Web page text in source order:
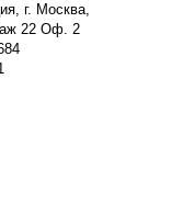
г. Москва,
22 Оф. 2